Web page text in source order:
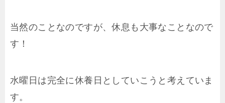
当然のことなのですが、休息も大事なことなので
す！
水曜日は完全に休養日としていこうと考えていま
す。